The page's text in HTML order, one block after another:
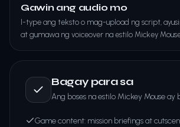
Gawin ang audio mo
I-type ang teksto o mag-upload ng script,
at gumawa ng voiceover na estilo Mickey
Bagay para sa
Ang boses na estilo Mickey Mouse ay
Game content: mission briefings at